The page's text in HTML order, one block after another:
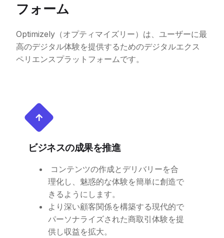
フォーム
Optimizely（オプティマイズリー）は、ユーザーに最
高のデジタル体験を提供するためのデジタルエクス
ペリエンスプラットフォームです。
ビジネスの成果を推進
コンテンツの作成とデリバリーを合
理化し、魅惑的な体験を簡単に創造で
きるようにします。
より深い顧客関係を構築する現代的で
パーソナライズされた商取引体験を提
供し収益を拡大。